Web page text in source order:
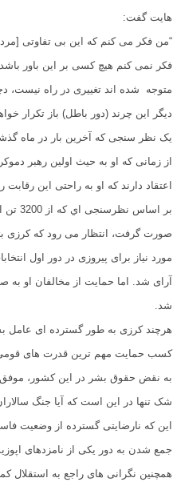
هایت گفت:
“من فکر می کنم که این بی تفاوتی
فکر نمی کنم هیچ کسی بر این باور
متوجه شده اند تغییری در راه نیست،
دیگر این چرند (دور باطل) باز تکرار
یک نظر سنجی که آخرین بار در ماه
از زمانی که او به حیث اولین رهبر
اعتقاد دارند که او به راحتی این رقابت
بر
آرای شد. اما حمایت از مخالفان او به
شد.
هرچند کرزی به طور گسترده ای عامل
کسب حمایت مهم ترین قدرت های
به نقض حقوق بشر در این کشور،
شک تنها در این است که آیا جنگ
این که نارضایتی گسترده از وضعیت
جمع شدن به دور یکی از نامزدهای
همچنین نگرانی های راجع به استقلال